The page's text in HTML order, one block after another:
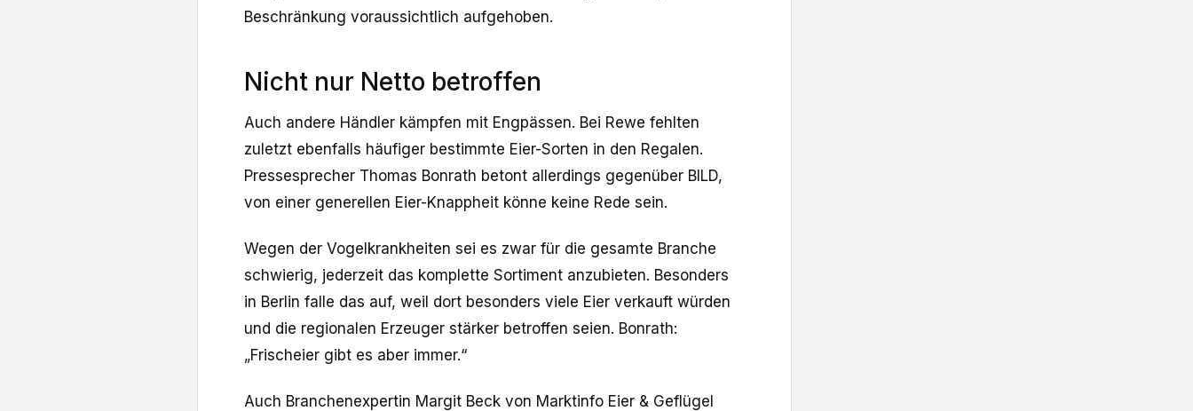
Beschränkung voraussichtlich aufgehoben.
Nicht nur Netto betroffen
Auch andere Händler kämpfen mit Engpässen. Bei Rewe fehlten
zuletzt ebenfalls häufiger bestimmte Eier-Sorten in den Regalen.
Pressesprecher Thomas Bonrath betont allerdings gegenüber BILD,
von einer generellen Eier-Knappheit könne keine Rede sein.
Wegen der Vogelkrankheiten sei es zwar für die gesamte Branche
schwierig, jederzeit das komplette Sortiment anzubieten. Besonders
in Berlin falle das auf, weil dort besonders viele Eier verkauft würden
und die regionalen Erzeuger stärker betroffen seien. Bonrath:
„Frischeier gibt es aber immer.“
Auch Branchenexpertin Margit Beck von Marktinfo Eier & Geflügel